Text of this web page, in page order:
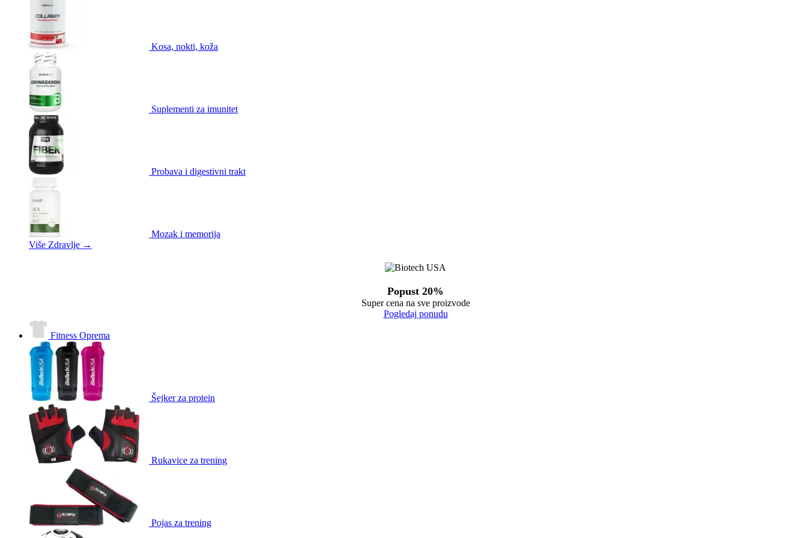
Kosa, nokti, koža
Suplementi za imunitet
Probava i digestivni trakt
Mozak i memorija
Više Zdravlje →
Popust 20%
Super cena na sve proizvode
Pogledaj ponudu
Fitness Oprema
Šejker za protein
Rukavice za trening
Pojas za trening